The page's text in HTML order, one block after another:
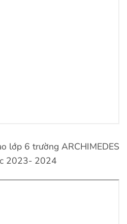
lớp 6 trường ARCHIMEDES
2023- 2024